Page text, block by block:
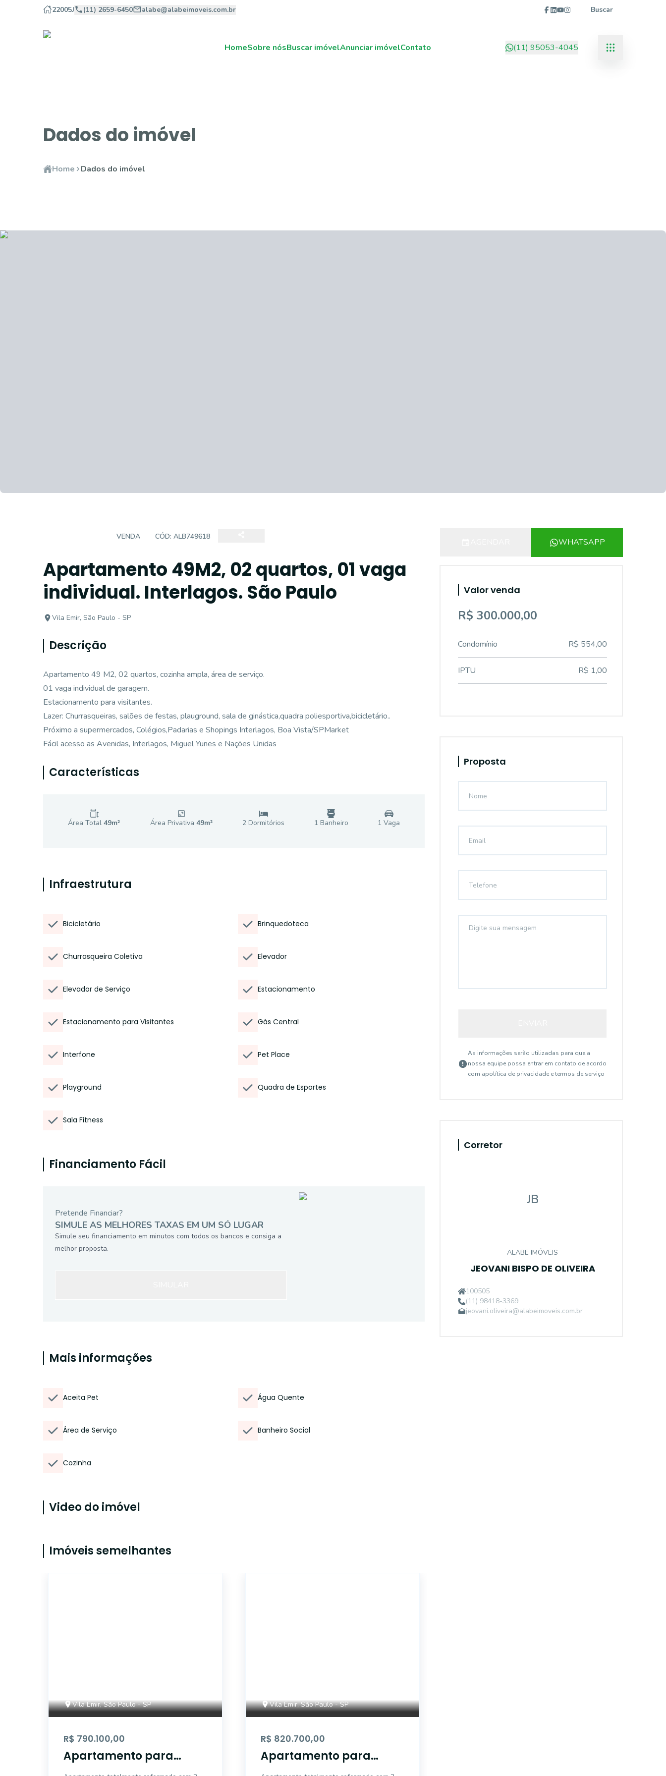
22005J (11) 2659-6450 alabe@alabeimoveis.com.br Buscar
HomeSobre nósBuscar imóvelAnunciar imóvelContato (11) 95053-4045
Dados do imóvel
Home Dados do imóvel
VENDA CÓD: ALB749618
Apartamento 49M2, 02 quartos, 01 vaga
individual. Interlagos. São Paulo
Vila Emir, São Paulo - SP
Descrição
Apartamento 49 M2, 02 quartos, cozinha ampla, área de serviço.
01 vaga individual de garagem.
Estacionamento para visitantes.
Lazer: Churrasqueiras, salões de festas, plauground, sala de ginástica,quadra poliesportiva,bicicletário..
Próximo a supermercados, Colégios,Padarias e Shopings Interlagos, Boa Vista/SPMarket
Fácil acesso as Avenidas, Interlagos, Miguel Yunes e Nações Unidas
Características
Área Total 49m² Área Privativa 49m² 2 Dormitórios 1 Banheiro 1 Vaga
Infraestrutura
Bicicletário Brinquedoteca
Churrasqueira Coletiva Elevador
Elevador de Serviço Estacionamento
Estacionamento para Visitantes Gás Central
Interfone Pet Place
Playground Quadra de Esportes
Sala Fitness
Financiamento Fácil
Pretende Financiar?
SIMULE AS MELHORES TAXAS EM UM SÓ LUGAR
Simule seu financiamento em minutos com todos os bancos e consiga a
melhor proposta.
Mais informações
Aceita Pet Água Quente
Área de Serviço Banheiro Social
Cozinha
Video do imóvel
Imóveis semelhantes
Vila Emir, São Paulo - SP
R$ 790.100,00
Apartamento para
venda em Vila Emir com
Vila Emir, São Paulo - SP
R$ 820.700,00
Apartamento para
venda em Vila Emir com
WHATSAPP
Valor venda
R$ 300.000,00
Condomínio R$ 554,00
IPTU R$ 1,00
Proposta
As informações serão utilizadas para que a
nossa equipe possa entrar em contato de acordo
com apolítica de privacidade e termos de serviço
Corretor
JB
ALABE IMÓVEIS
JEOVANI BISPO DE OLIVEIRA
100505
(11) 98418-3369
jeovani.oliveira@alabeimoveis.com.br